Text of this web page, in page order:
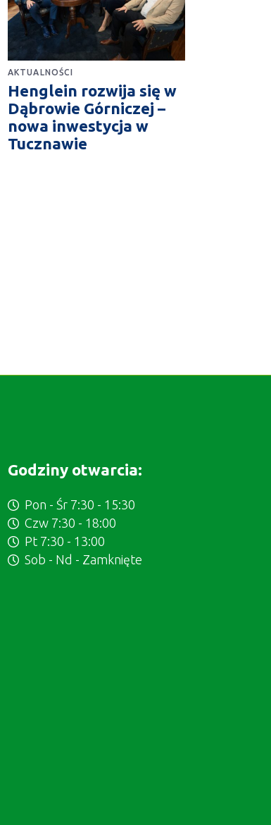
AKTUALNOŚCI
Henglein rozwija się w
Dąbrowie Górniczej –
nowa inwestycja w
Tucznawie
Godziny otwarcia:
Pon - Śr 7:30 - 15:30
Czw 7:30 - 18:00
Pt 7:30 - 13:00
Sob - Nd - Zamknięte